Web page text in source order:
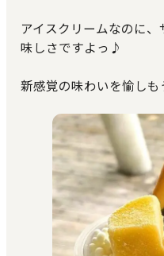
アイスクリームなのに
味しさですよっ♪
新感覚の味わいを愉しも